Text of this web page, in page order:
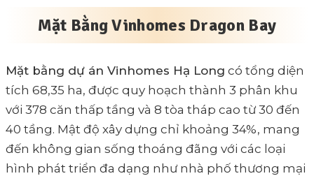
Mặt Bằng Vinhomes Dragon Bay
Mặt bằng dự án Vinhomes Hạ Long có tổng diện
tích 68,35 ha, được quy hoạch thành 3 phân khu
với 378 căn thấp tầng và 8 tòa tháp cao từ 30 đến
40 tầng. Mật độ xây dựng chỉ khoảng 34%, mang
đến không gian sống thoáng đãng với các loại
hình phát triển đa dạng như nhà phố thương mại